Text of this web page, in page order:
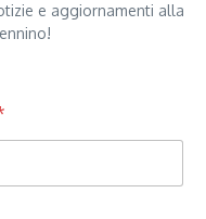
e aggiornamenti alla